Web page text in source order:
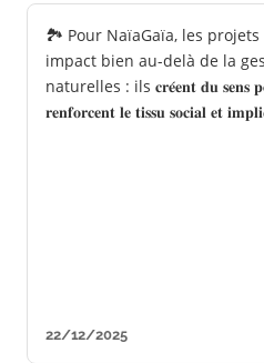
🏞 Pour NaïaGaïa, les projets
impact bien au-delà de la
naturelles : ils 𝐜𝐫𝐞́𝐞𝐧𝐭 𝐝𝐮 𝐬𝐞𝐧𝐬
𝐫𝐞𝐧𝐟𝐨𝐫𝐜𝐞𝐧𝐭 𝐥𝐞 𝐭𝐢𝐬𝐬𝐮 𝐬𝐨𝐜𝐢𝐚𝐥 𝐞𝐭
22/12/2025